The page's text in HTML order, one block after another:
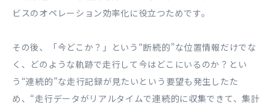
ビスのオペレーション効率化に役立つためです。
その後、「今どこか？」という“断続的”な位置情報だけでな
く、どのような軌跡で走行して今はどこにいるのか？とい
う“連続的”な走行記録が見たいという要望も発生したた
め、“走行データがリアルタイムで連続的に収集できて、集計